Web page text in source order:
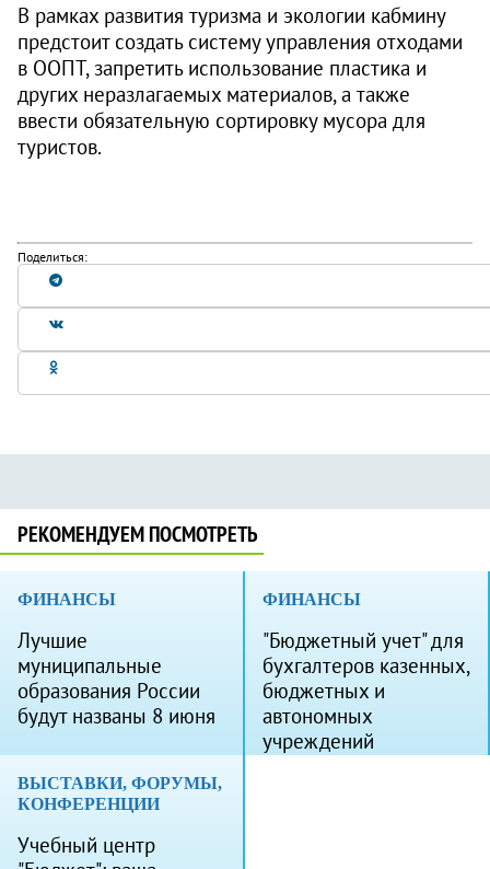
В рамках развития туризма и экологии кабмину
предстоит создать систему управления отходами
в ООПТ, запретить использование пластика и
других неразлагаемых материалов, а также
ввести обязательную сортировку мусора для
туристов.
Поделиться:
РЕКОМЕНДУЕМ ПОСМОТРЕТЬ
ФИНАНСЫ
Лучшие
муниципальные
образования России
будут названы 8 июня
ФИНАНСЫ
"Бюджетный учет" для
бухгалтеров казенных,
бюджетных и
автономных
учреждений
ВЫСТАВКИ, ФОРУМЫ,
КОНФЕРЕНЦИИ
Учебный центр